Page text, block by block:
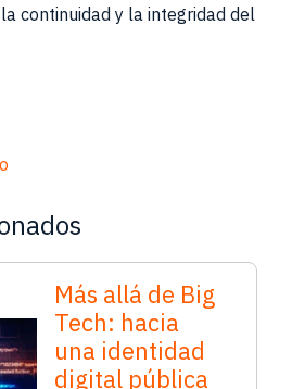
continuidad y la integridad del
Más allá de Big
Tech: hacia
una identidad
digital pública